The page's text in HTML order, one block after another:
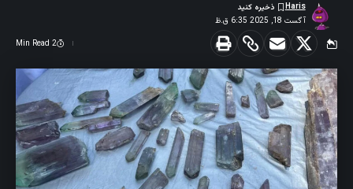
آگست 18, 2025 6:35 ق.ظ
Haris
2 Min Read